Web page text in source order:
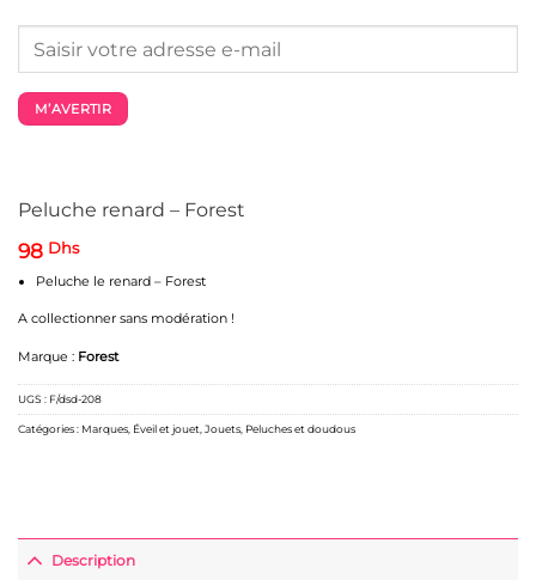
Peluche renard – Forest
98 Dhs
Peluche le renard – Forest
A collectionner sans modération !
Marque : Forest
M’AVERTIR
UGS : F/dsd-208
Catégories : Marques Éveil et jouet Jouets Peluches et doudous
Description